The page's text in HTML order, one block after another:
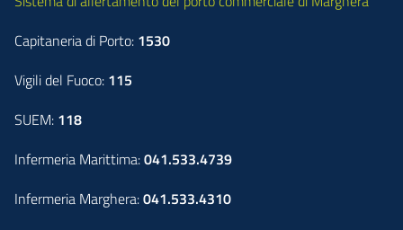
Capitaneria di Porto: 1530
Vigili del Fuoco: 115
SUEM: 118
Infermeria Marittima:041.533.4739
Infermeria Marghera:041.533.4310